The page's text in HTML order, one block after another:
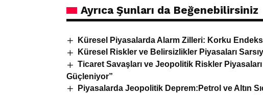
Ayrıca Şunları da Beğenebilirsiniz
Küresel Piyasalarda Alarm Zilleri: Korku
Küresel Riskler ve Belirsizlikler Piyasaları
Ticaret Savaşları ve Jeopolitik Riskler
Güçleniyor”
Piyasalarda Jeopolitik Deprem:Petrol ve Altın